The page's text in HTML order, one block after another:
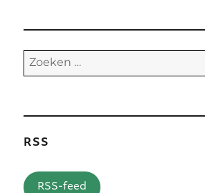
Zoeken
naar:
RSS
RSS-feed